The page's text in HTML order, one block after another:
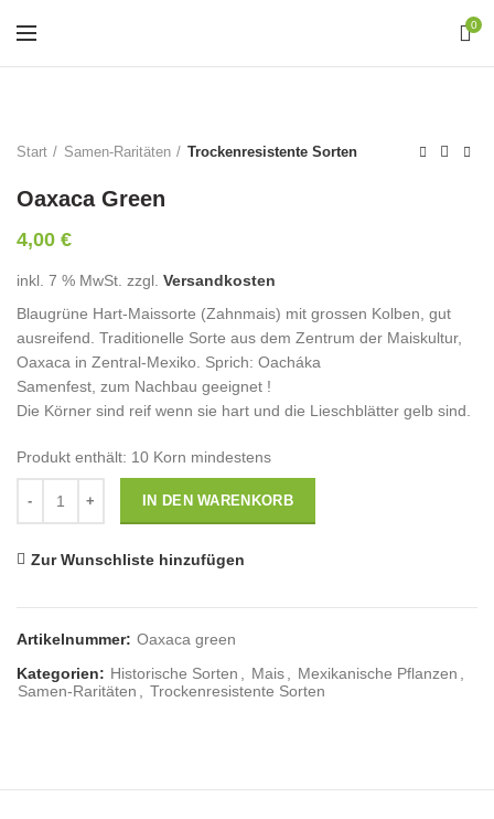
0
Start Samen-Raritäten Trockenresistente Sorten
Oaxaca Green
4,00 €
inkl. 7 % MwSt. zzgl. Versandkosten
Blaugrüne Hart-Maissorte (Zahnmais) mit grossen Kolben, gut
ausreifend. Traditionelle Sorte aus dem Zentrum der Maiskultur,
Oaxaca in Zentral-Mexiko. Sprich: Oacháka
Samenfest, zum Nachbau geeignet !
Die Körner sind reif wenn sie hart und die Lieschblätter gelb sind.
Produkt enthält: 10 Korn mindestens
IN DEN WARENKORB
Zur Wunschliste hinzufügen
Artikelnummer: Oaxaca green
Kategorien: Historische Sorten Mais Mexikanische Pflanzen
Samen-Raritäten
Trockenresistente Sorten